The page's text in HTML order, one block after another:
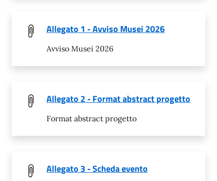
Allegato 1 - Avviso Musei 2026
Avviso Musei 2026
Allegato 2 - Format abstract progetto
Format abstract progetto
Allegato 3 - Scheda evento